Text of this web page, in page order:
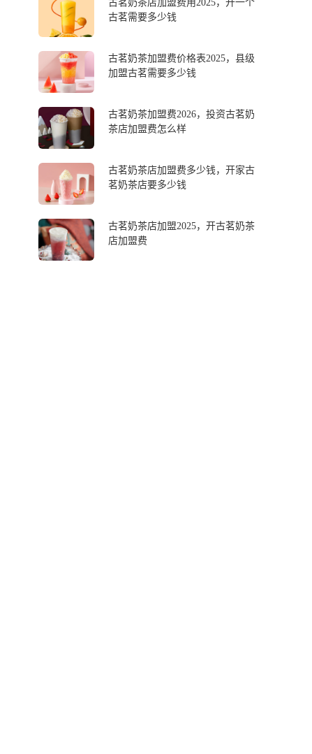
古茗奶茶店加盟费用2025，开一个
古茗需要多少钱
古茗奶茶加盟费价格表2025，县级
加盟古茗需要多少钱
古茗奶茶加盟费2026，投资古茗奶
茶店加盟费怎么样
古茗奶茶店加盟费多少钱，开家古
茗奶茶店要多少钱
古茗奶茶店加盟2025，开古茗奶茶
店加盟费